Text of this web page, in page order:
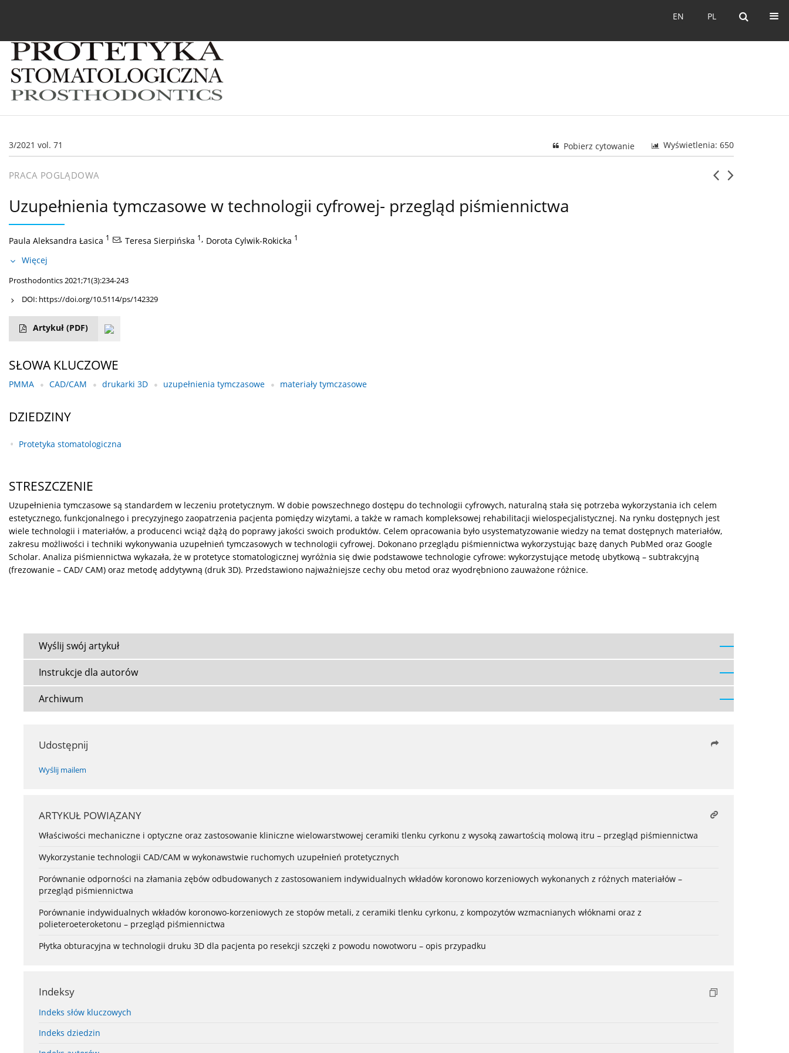
PL
EN PL
EN
3/2021 vol. 71 Wyświetlenia: 650
Pobierz cytowanie
PRACA POGLĄDOWA
Uzupełnienia tymczasowe w technologii cyfrowej- przegląd piśmiennictwa
Paula Aleksandra Łasica 1 , Teresa Sierpińska 1, Dorota Cylwik-Rokicka 1
Więcej
Prosthodontics 2021;71(3):234-243
DOI: https://doi.org/10.5114/ps/142329
Artykuł (PDF)
SŁOWA KLUCZOWE
PMMA CAD/CAM drukarki 3D uzupełnienia tymczasowe materiały tymczasowe
DZIEDZINY
Protetyka stomatologiczna
STRESZCZENIE
Uzupełnienia tymczasowe są standardem w leczeniu protetycznym. W dobie powszechnego dostępu do technologii cyfrowych, naturalną stała się potrzeba wykorzystania ich celem
estetycznego, funkcjonalnego i precyzyjnego zaopatrzenia pacjenta pomiędzy wizytami, a także w ramach kompleksowej rehabilitacji wielospecjalistycznej. Na rynku dostępnych jest
wiele technologii i materiałów, a producenci wciąż dążą do poprawy jakości swoich produktów. Celem opracowania było usystematyzowanie wiedzy na temat dostępnych materiałów,
zakresu możliwości i techniki wykonywania uzupełnień tymczasowych w technologii cyfrowej. Dokonano przeglądu piśmiennictwa wykorzystując bazę danych PubMed oraz Google
Scholar. Analiza piśmiennictwa wykazała, że w protetyce stomatologicznej wyróżnia się dwie podstawowe technologie cyfrowe: wykorzystujące metodę ubytkową – subtrakcyjną
(frezowanie – CAD/ CAM) oraz metodę addytywną (druk 3D). Przedstawiono najważniejsze cechy obu metod oraz wyodrębniono zauważone różnice.
Wyślij swój artykuł
Instrukcje dla autorów
Archiwum
Udostępnij
Wyślij mailem
ARTYKUŁ POWIĄZANY
Właściwości mechaniczne i optyczne oraz zastosowanie kliniczne wielowarstwowej ceramiki tlenku cyrkonu z wysoką zawartością molową itru – przegląd piśmiennictwa
Wykorzystanie technologii CAD/CAM w wykonawstwie ruchomych uzupełnień protetycznych
Porównanie odporności na złamania zębów odbudowanych z zastosowaniem indywidualnych wkładów koronowo korzeniowych wykonanych z różnych materiałów –
przegląd piśmiennictwa
Porównanie indywidualnych wkładów koronowo-korzeniowych ze stopów metali, z ceramiki tlenku cyrkonu, z kompozytów wzmacnianych włóknami oraz z
polieteroeteroketonu – przegląd piśmiennictwa
Płytka obturacyjna w technologii druku 3D dla pacjenta po resekcji szczęki z powodu nowotworu – opis przypadku
Indeksy
Indeks słów kluczowych
Indeks dziedzin